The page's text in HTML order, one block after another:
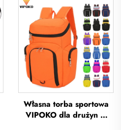
Własna torba sportowa
VIPOKO dla drużyn –